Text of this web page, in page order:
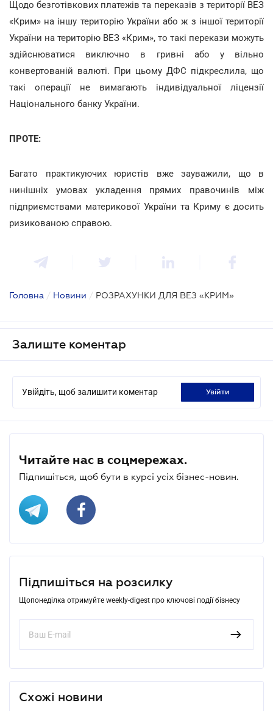
Щодо безготівкових платежів та переказів з території ВЕЗ
«Крим» на іншу територію України або ж з іншої території
України на територію ВЕЗ «Крим», то такі перекази можуть
здійснюватися виключно в гривні або у вільно
конвертованій валюті. При цьому ДФС підкреслила, що
такі операції не вимагають індивідуальної ліцензії
Національного банку України.
ПРОТЕ:
Багато практикуючих юристів вже зауважили, що в
нинішніх умовах укладення прямих правочинів між
підприємствами материкової України та Криму є досить
ризикованою справою.
Головна / Новини / РОЗРАХУНКИ ДЛЯ ВЕЗ «КРИМ»
Залиште коментар
Увійдіть, щоб залишити коментар увійти
Читайте нас в соцмережах.
Підпишіться, щоб бути в курсі усіх бізнес-новин.
Підпишіться на розсилку
Щопонеділка отримуйте weekly-digest про ключові події бізнесу
Схожі новини